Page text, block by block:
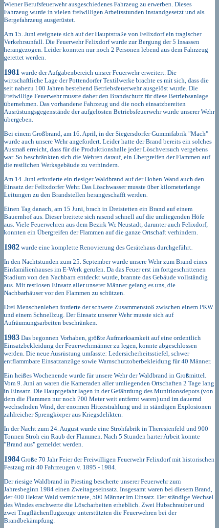
Wiener Berufsfeuerwehr ausgeschiedenes Fahrzeug zu erwerben. Dieses
Fahrzeug wurde in vielen freiwilligen Arbeitsstunden instandgesetzt und als
Bergefahrzeug ausgerüstet.
Am 15. Juni ereignete sich auf der Hauptstraße von Felixdorf ein tragischer
Verkehrsunfall. Die Feuerwehr Felixdorf wurde zur Bergung der 5 Insassen
herangezogen. Leider konnten nur noch 2 Personen lebend aus dem Fahrzeug
gerettet werden.
1981 wurde der Aufgabenbereich unsrer Feuerwehr erweitert. Die
wirtschaftliche Lage der Pottendorfer Textilwerke brachte es mit sich, dass die
seit nahezu 100 Jahren bestehend Betriebsfeuerwehr ausgelöst wurde. Die
Freiwillige Feuerwehr musste daher den Brandschutz für diese Betriebsanlage
übernehmen. Das vorhandene Fahrzeug und die noch einsatzbereiten
Ausrüstungsgegenstände der aufgelösten Betriebsfeuerwehr wurde unserer Wehr
übergeben.
Bei einem Großbrand, am 16. April, in der Siegersdorfer Gummifabrik "Mach"
wurde auch unsere Wehr angefordert. Leider hatte der Brand bereits ein solches
Ausmaß erreicht, dass für die Produktionshalle jeder Löschversuch vergebens
war. So beschränkten sich die Wehren darauf, ein Übergreifen der Flammen auf
die restlichen Werksgebäude zu verhindern.
Am 14. Juni erforderte ein riesiger Waldbrand auf der Hohen Wand auch den
Einsatz der Felixdorfer Wehr. Das Löschwasser musste über kilometerlange
Leitungen zu den Brandstellen herangeschafft werden.
Einen Tag danach, am 15 Juni, brach in Dreistetten ein Brand auf einem
Bauernhof aus. Dieser breitete sich rasend schnell auf die umliegenden Höfe
aus. Viele Feuerwehren aus dem Bezirk Wr. Neustadt, darunter auch Felixdorf,
konnten ein Übergreifen der Flammen auf die ganze Ortschaft verhindern.
1982 wurde eine komplette Renovierung des Gerätehaus durchgeführt.
In den Nachtstunden zum 25. September wurde unsere Wehr zum Brand eines
Einfamilienhauses im E-Werk gerufen. Da das Feuer erst im fortgeschrittenen
Stadium von den Nachbarn entdeckt wurde, brannte das Gebäude vollständig
aus. Mit restlosen Einsatz aller unserer Männer gelang es uns, die
Nachbarhäuser vor den Flammen zu schützen.
Drei Menschenleben forderte der schwere Zusammenstoß zwischen einem PKW
und einem Schnellzug. Der Einsatz unserer Wehr musste sich auf
Aufräumungsarbeiten beschränken.
1983 Das begonnen Vorhaben, größte Aufmerksamkeit auf eine ordentlich
Einsatzbekleidung der Feuerwehrmänner zu legen, konnte abgeschlossen
werden. Die neue Ausrüstung umfasste: Ledersicherheitsstiefel, schwer
entflammbare Einsatzanzüge sowie Warnschutzoberbekleidung für 40 Männer.
Ein heißes Wochenende wurde für unsere Wehr der Waldbrand in Großmittel.
Vom 9. Juni an waren die Kameraden aller umliegenden Ortschaften 2 Tage lang
in Einsatz. Die Hauptgefahr lagen in der Gefährdung des Munitionsdepots (von
dem die Flammen nur noch 700 Meter weit entfernt waren) und im dauernd
wechselnden Wind, der enormen Hitzestrahlung und in ständigen Explosionen
zahlreicher Sprengkörper aus Kriegsdelikten.
In der Nacht zum 24. August wurde eine Strohfabrik in Theresienfeld und 900
Tonnen Stroh ein Raub der Flammen. Nach 5 Stunden harter Arbeit konnte
"Brand aus" gemeldet werden.
1984 Große 70 Jahr Feier der Freiwilligen Feuerwehr Felixdorf mit historischen
Festzug mit 40 Fahrzeugen v. 1895 - 1984.
Der riesige Waldbrand in Piesting bescherte unserer Feuerwehr zum
Jahresbeginn 1984 einen Zweitageseinsatz. Insgesamt waren bei diesem Brand,
der 400 Hektar Wald vernichtete, 500 Männer im Einsatz. Der ständige Wechsel
des Windes erschwerte die Löscharbeiten erheblich. Zwei Hubschrauber und
zwei Tragflächenflugzeuge unterstützten die Feuerwehren bei der
Brandbekämpfung.